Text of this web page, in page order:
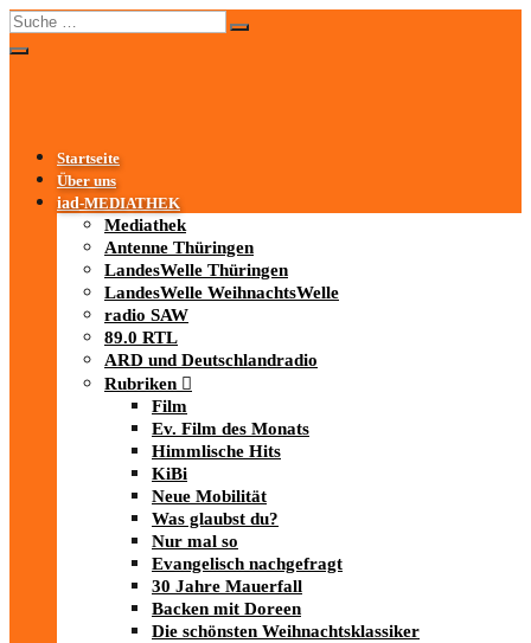
Startseite
Über uns
iad-MEDIATHEK
Mediathek
Antenne Thüringen
LandesWelle Thüringen
LandesWelle WeihnachtsWelle
radio SAW
89.0 RTL
ARD und Deutschlandradio
Rubriken
Film
Ev. Film des Monats
Himmlische Hits
KiBi
Neue Mobilität
Was glaubst du?
Nur mal so
Evangelisch nachgefragt
30 Jahre Mauerfall
Backen mit Doreen
Die schönsten Weihnachtsklassiker